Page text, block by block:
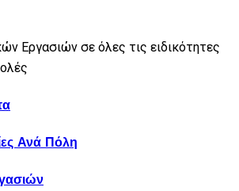
Εργασιών σε όλες τις ειδικότητες
Ανά Πόλη